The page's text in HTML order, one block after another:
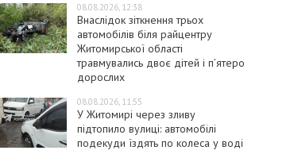
08.08.2026, 12:38
Внаслідок зіткнення трьох
автомобілів біля райцентру
Житомирської області
травмувались двоє дітей і пʼятеро
дорослих
08.08.2026, 11:55
У Житомирі через зливу
підтопило вулиці: автомобілі
подекуди їздять по колеса у воді